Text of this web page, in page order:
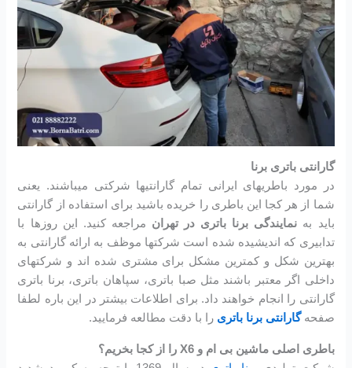
گارانتی باتری برنا
در مورد باطریهای ایرانی تمام گارانتیها شرکتی میباشند. یعنی
شما از هر کجا این باطری را خریده باشید برای استفاده از گارانتی
باید به نمایندگی برنا باتری در تهران مراجعه کنید. این روزها با
تدابیری که اندیشیده شده است شرکتها موظف به ارائه گارانتی به
بهترین شکل و کمترین مشکل برای مشتری شده اند و شرکتهای
داخلی اگر معتبر باشند مثل صبا باتری، سپاهان باتری، برنا باتری
گارانتی را انجام خواهند داد. برای اطلاعات بیشتر در این باره لطفا
صفحه گارانتی برنا باتری را با دقت مطالعه فرمایید.
باطری اصلی ماشین بی ام و X6 را از کجا بخریم؟